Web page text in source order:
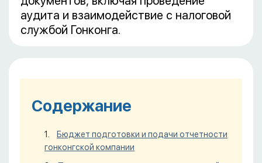
аудита и взаимодействие с налоговой
службой Гонконга.
Содержание
Бюджет подготовки и подачи отчетности
гонконгской компании